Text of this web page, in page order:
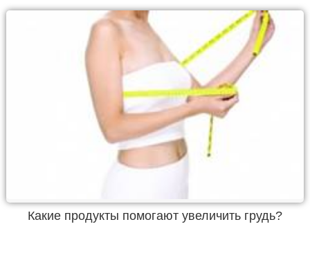
Какие продукты помогают увеличить грудь?